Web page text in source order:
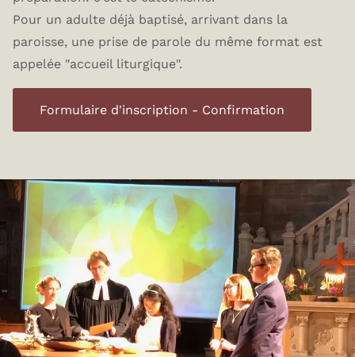
Pour un adulte déjà baptisé, arrivant dans la
paroisse, une prise de parole du même format est
appelée "accueil liturgique".
Formulaire d'inscription - Confirmation